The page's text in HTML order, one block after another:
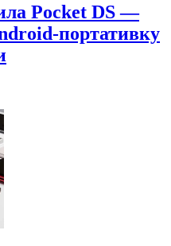
Pocket DS —
портативку